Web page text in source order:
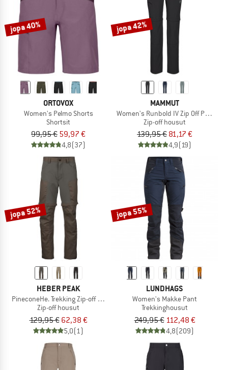
jopa 40%
ORTOVOX
Women's Pelmo Shorts
Shortsit
99,95 € 59,97 €
4,8(37)
jopa 42%
MAMMUT
Women's Runbold IV Zip Off Pants
Zip-off housut
139,95 € 81,17 €
4,9(19)
jopa 52%
HEBER PEAK
PineconeHe. Trekking Zip-off Pants
Zip-off housut
129,95 € 62,38 €
5,0(1)
jopa 55%
LUNDHAGS
Women's Makke Pant
Trekkinghousut
249,95 € 112,48 €
4,8(209)